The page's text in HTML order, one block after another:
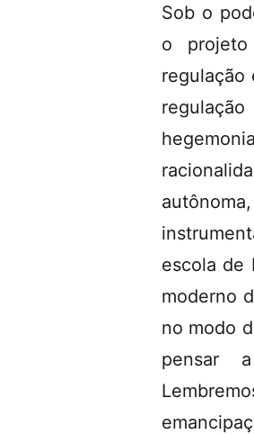
Sob o
o
regulação
escola de
moderno
no modo
pensar